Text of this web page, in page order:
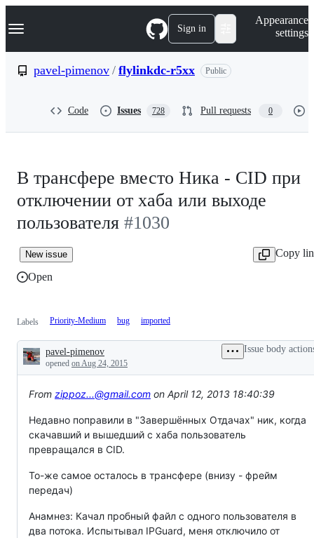
k
p
Navigation Menu Sign in
Appearance
settings
pavel-pimenov / flylinkdc-r5xx Public
Code Issues 728 Pull requests 0
В трансфере вместо Ника - CID при
отключении от хаба или выходе
пользователя #1030
New issue
Copy
Open
Labels Priority-Medium bug imported
Description
pavel-pimenov
opened on Aug 24, 2015
Issue body
From zippoz...@gmail.com on April 12, 2013 18:40:39
Недавно поправили в "Завершённых Отдачах" ник, когда
скачавший и вышедший с хаба пользователь
превращался в CID.
То-же самое осталось в трансфере (внизу - фрейм
передач)
Анамнез: Качал пробный файл с одного пользователя в
два потока. Испытывал IPGuard, меня отключило от